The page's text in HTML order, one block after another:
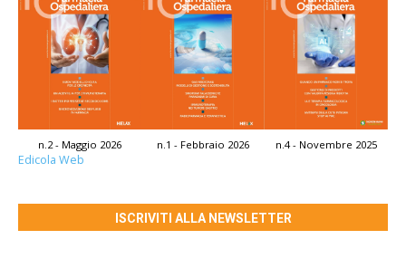
n.2 - Maggio 2026 n.1 - Febbraio 2026 n.4 - Novembre 2025
Edicola Web
ISCRIVITI ALLA NEWSLETTER